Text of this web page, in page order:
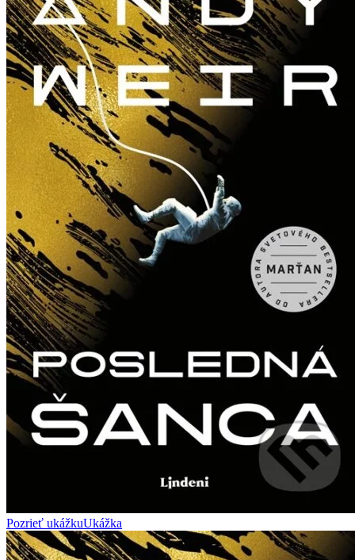
Pozrieť ukážkuUkážka